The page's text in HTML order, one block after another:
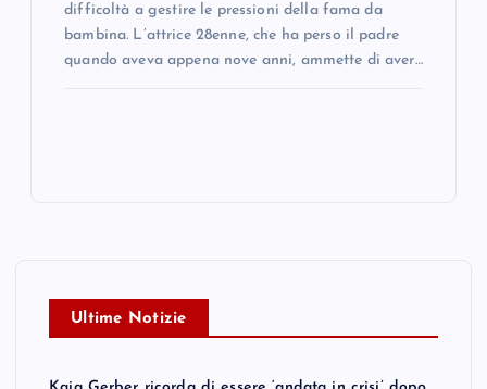
difficoltà a gestire le pressioni della fama da
bambina. L’attrice 28enne, che ha perso il padre
quando aveva appena nove anni, ammette di aver…
Ultime Notizie